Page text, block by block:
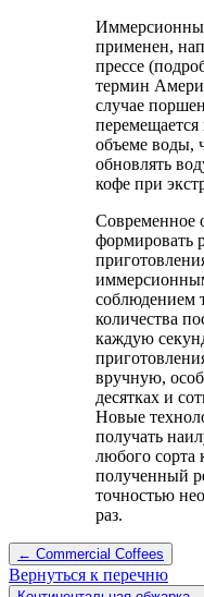
применен,
прессе
термин
случае
объеме воды,
обновлять
кофе при
Современное
формировать
соблюдением
количества
каждую
вручную,
десятках и
Новые
получать
любого сорта
полученный
точностью
раз.
← Commercial Coffees
Вернуться к перечню